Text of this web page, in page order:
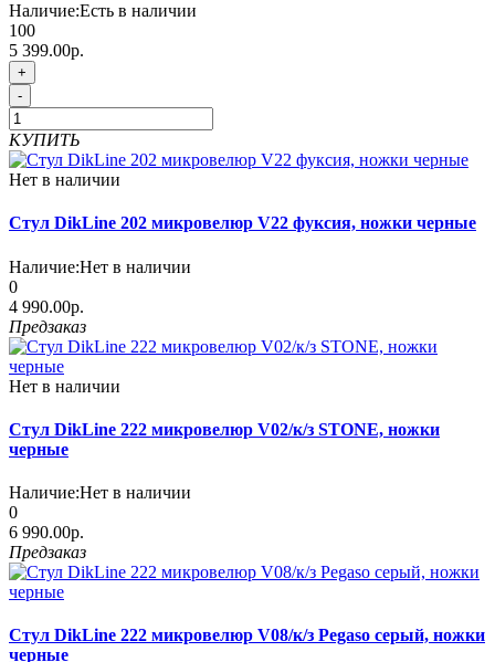
Наличие:Есть в наличии
100
5 399.00р.
+
-
КУПИТЬ
Нет в наличии
Стул DikLine 202 микровелюр V22 фуксия, ножки черные
Наличие:Нет в наличии
0
4 990.00р.
Предзаказ
Нет в наличии
Стул DikLine 222 микровелюр V02/к/з STONE, ножки
черные
Наличие:Нет в наличии
0
6 990.00р.
Предзаказ
Стул DikLine 222 микровелюр V08/к/з Pegaso серый, ножки
черные